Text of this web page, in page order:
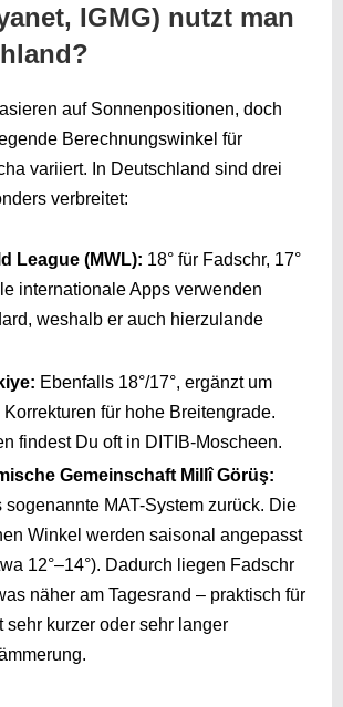
IGMG) nutzt man
auf Sonnenpositionen, doch
Berechnungswinkel für
variiert. In Deutschland sind drei
verbreitet:
League (MWL): 18° für Fadschr, 17°
internationale Apps verwenden
weshalb er auch hierzulande
Ebenfalls 18°/17°, ergänzt um
für hohe Breitengrade.
findest Du oft in DITIB-Moscheen.
Gemeinschaft Millî Görüş:
sogenannte MAT-System zurück. Die
Winkel werden saisonal angepasst
12°–14°). Dadurch liegen Fadschr
näher am Tagesrand – praktisch für
sehr kurzer oder sehr langer